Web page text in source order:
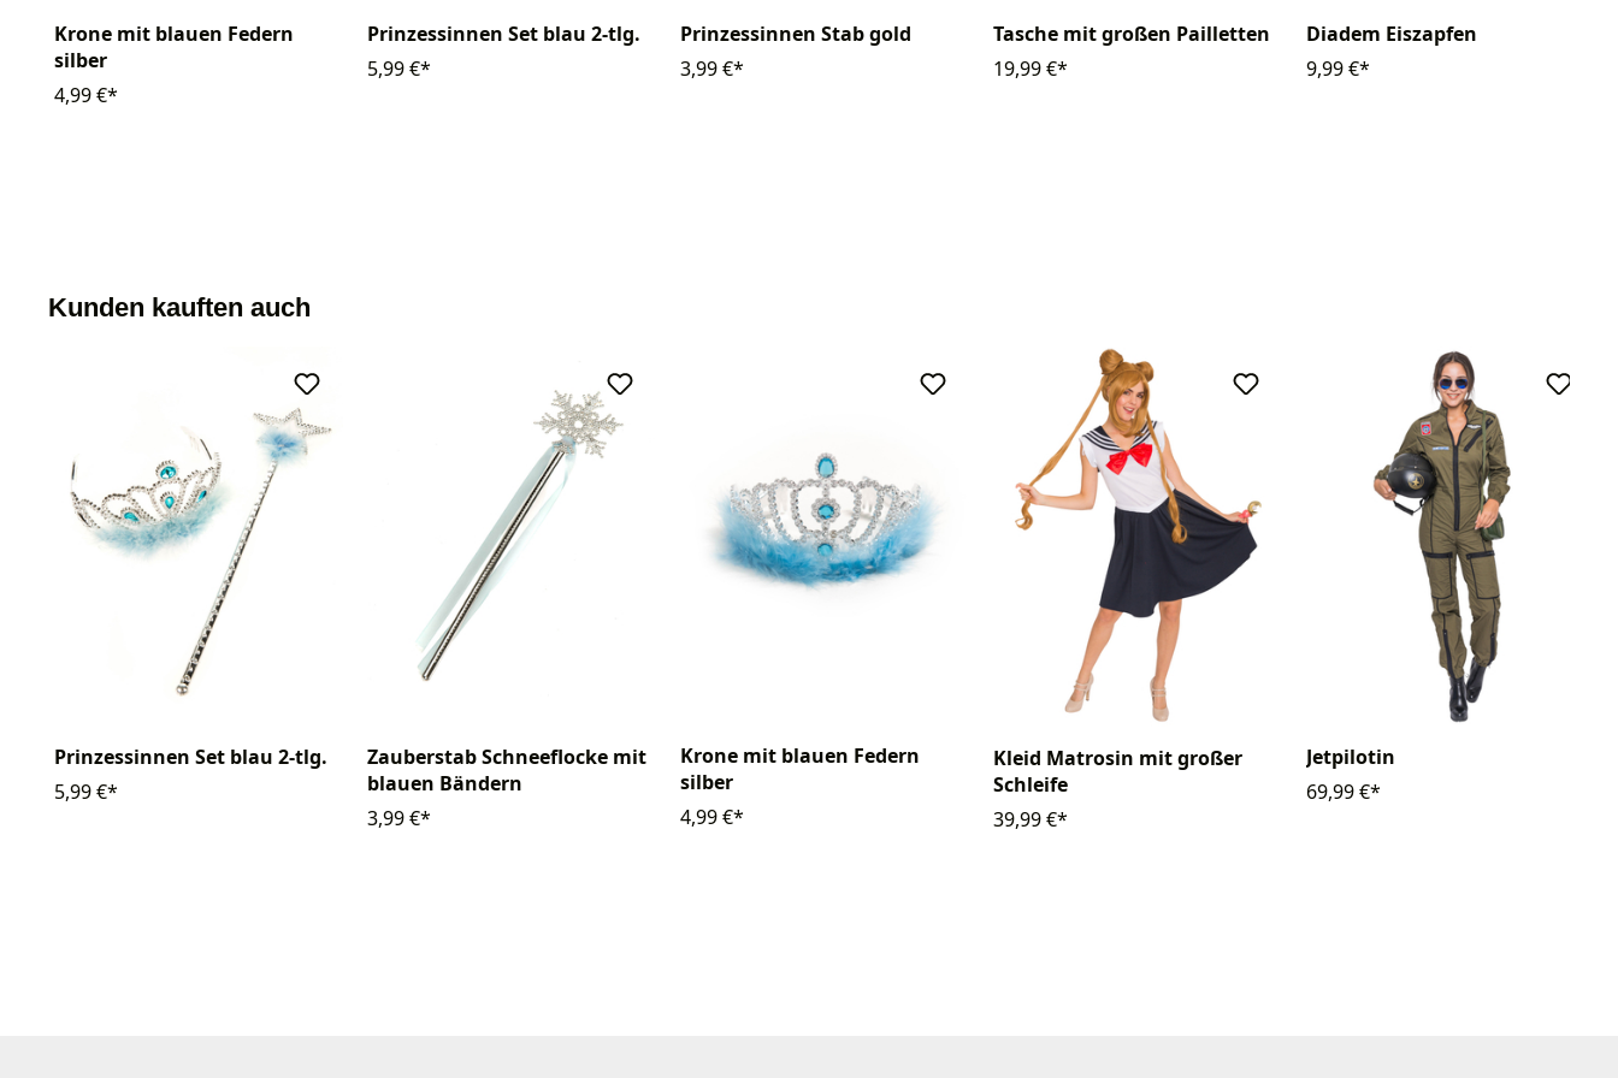
Krone mit blauen Federn
silber
4,99 €*
Prinzessinnen Set blau 2-tlg.
5,99 €*
Prinzessinnen Stab gold
3,99 €*
Tasche mit großen Pailletten
19,99 €*
Diadem Eiszapfen
9,99 €*
Kunden kauften auch
Prinzessinnen Set blau 2-tlg.
5,99 €*
Zauberstab Schneeflocke mit
blauen Bändern
3,99 €*
Krone mit blauen Federn
silber
4,99 €*
Kleid Matrosin mit großer
Schleife
39,99 €*
Jetpilotin
69,99 €*